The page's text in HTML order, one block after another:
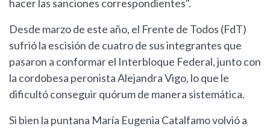
hacer las sanciones correspondientes".
Desde marzo de este año, el Frente de Todos (FdT)
sufrió la escisión de cuatro de sus integrantes que
pasaron a conformar el Interbloque Federal, junto con
la cordobesa peronista Alejandra Vigo, lo que le
dificultó conseguir quórum de manera sistemática.
Si bien la puntana María Eugenia Catalfamo volvió a